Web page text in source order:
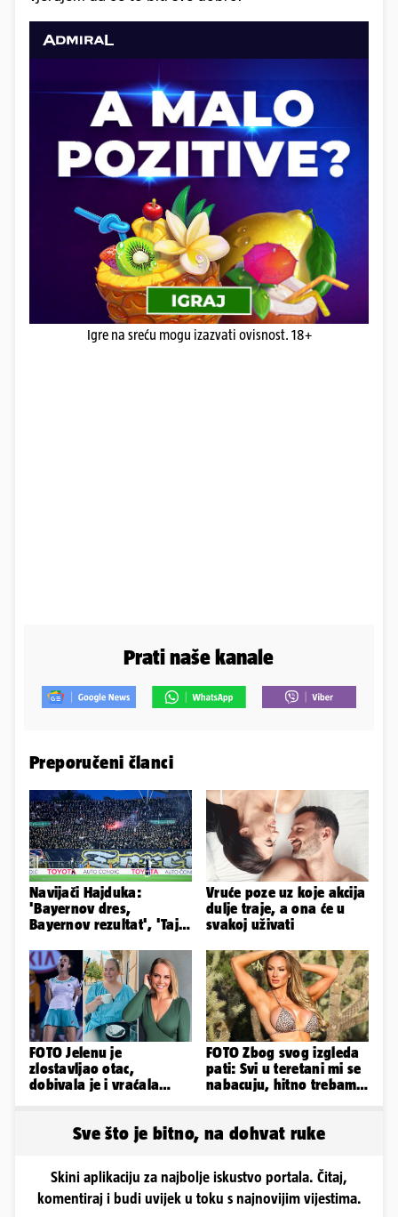
Igre na sreću mogu izazvati ovisnost. 18+
Prati naše kanale
Preporučeni članci
Navijači Hajduka:
'Bayernov dres,
Bayernov rezultat', 'Taj
Perišić'
Vruće poze uz koje akcija
dulje traje, a ona će u
svakoj uživati
FOTO Jelenu je
zlostavljao otac,
dobivala je i vraćala
FOTO Zbog svog izgleda
pati: Svi u teretani mi se
nabacuju, hitno trebam
Sve što je bitno, na dohvat ruke
Skini aplikaciju za najbolje iskustvo portala. Čitaj,
komentiraj i budi uvijek u toku s najnovijim vijestima.